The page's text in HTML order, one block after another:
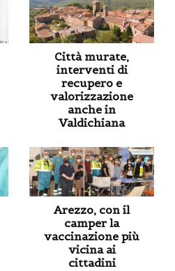
Città murate,
interventi di
recupero e
valorizzazione
anche in
Valdichiana
Arezzo, con il
camper la
vaccinazione più
vicina ai
cittadini